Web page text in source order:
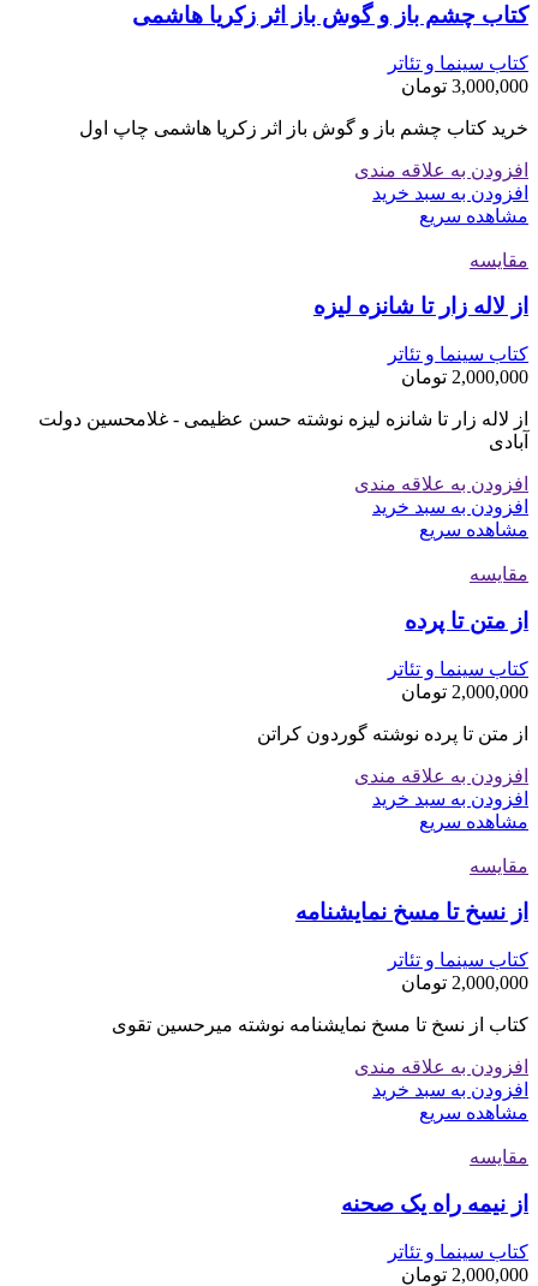
کتاب چشم باز و گوش باز اثر زکریا هاشمی
کتاب سینما و تئاتر
3,000,000 تومان
خرید کتاب چشم باز و گوش باز اثر زکریا هاشمی چاپ اول
افزودن به علاقه مندی
افزودن به سبد خرید
مشاهده سریع
مقایسه
از لاله زار تا شانزه لیزه
کتاب سینما و تئاتر
2,000,000 تومان
از لاله زار تا شانزه لیزه نوشته حسن عظیمی - غلامحسین دولت
آبادی
افزودن به علاقه مندی
افزودن به سبد خرید
مشاهده سریع
مقایسه
از متن تا پرده
کتاب سینما و تئاتر
2,000,000 تومان
از متن تا پرده نوشته گوردون کراتن
افزودن به علاقه مندی
افزودن به سبد خرید
مشاهده سریع
مقایسه
از نسخ تا مسخ نمایشنامه
کتاب سینما و تئاتر
2,000,000 تومان
کتاب از نسخ تا مسخ نمایشنامه نوشته میرحسین تقوی
افزودن به علاقه مندی
افزودن به سبد خرید
مشاهده سریع
مقایسه
از نیمه راه یک صحنه
کتاب سینما و تئاتر
2,000,000 تومان